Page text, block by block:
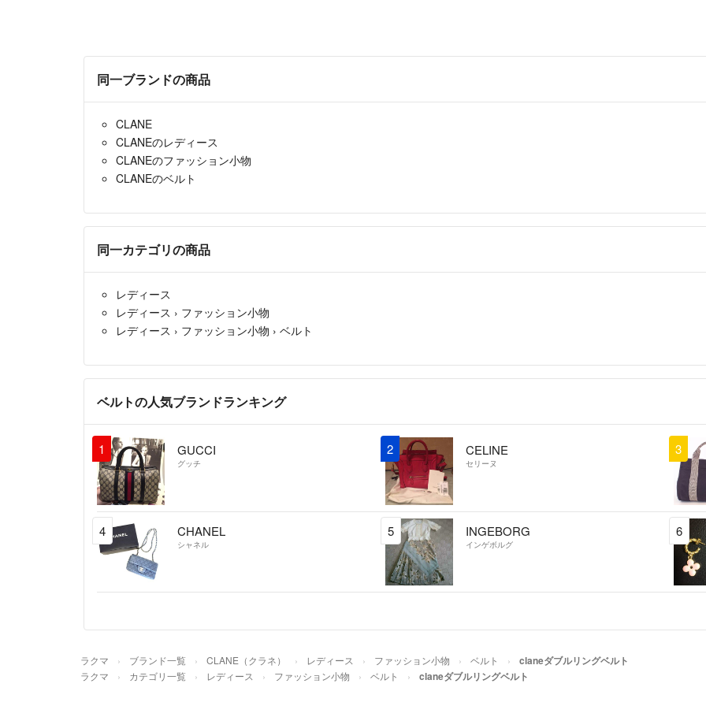
出品者 ぽぽ- 2
承知いたしま
か？
同一ブランドの商品
CLANE
CLANEのレディース
CLANEのファッション小物
CLANEのベルト
同一カテゴリの商品
レディース
レディース › ファッション小物
レディース › ファッション小物 › ベルト
ベルトの人気ブランドランキング
1 GUCCI
グッチ
2 CELINE
セリーヌ
3
4 CHANEL
シャネル
5 INGEBORG
インゲボルグ
6
ラクマ ブランド一覧 CLANE（クラネ） レディース ファッション小物 ベルト claneダブルリングベルト
ラクマ カテゴリ一覧 レディース ファッション小物 ベルト claneダブルリングベルト